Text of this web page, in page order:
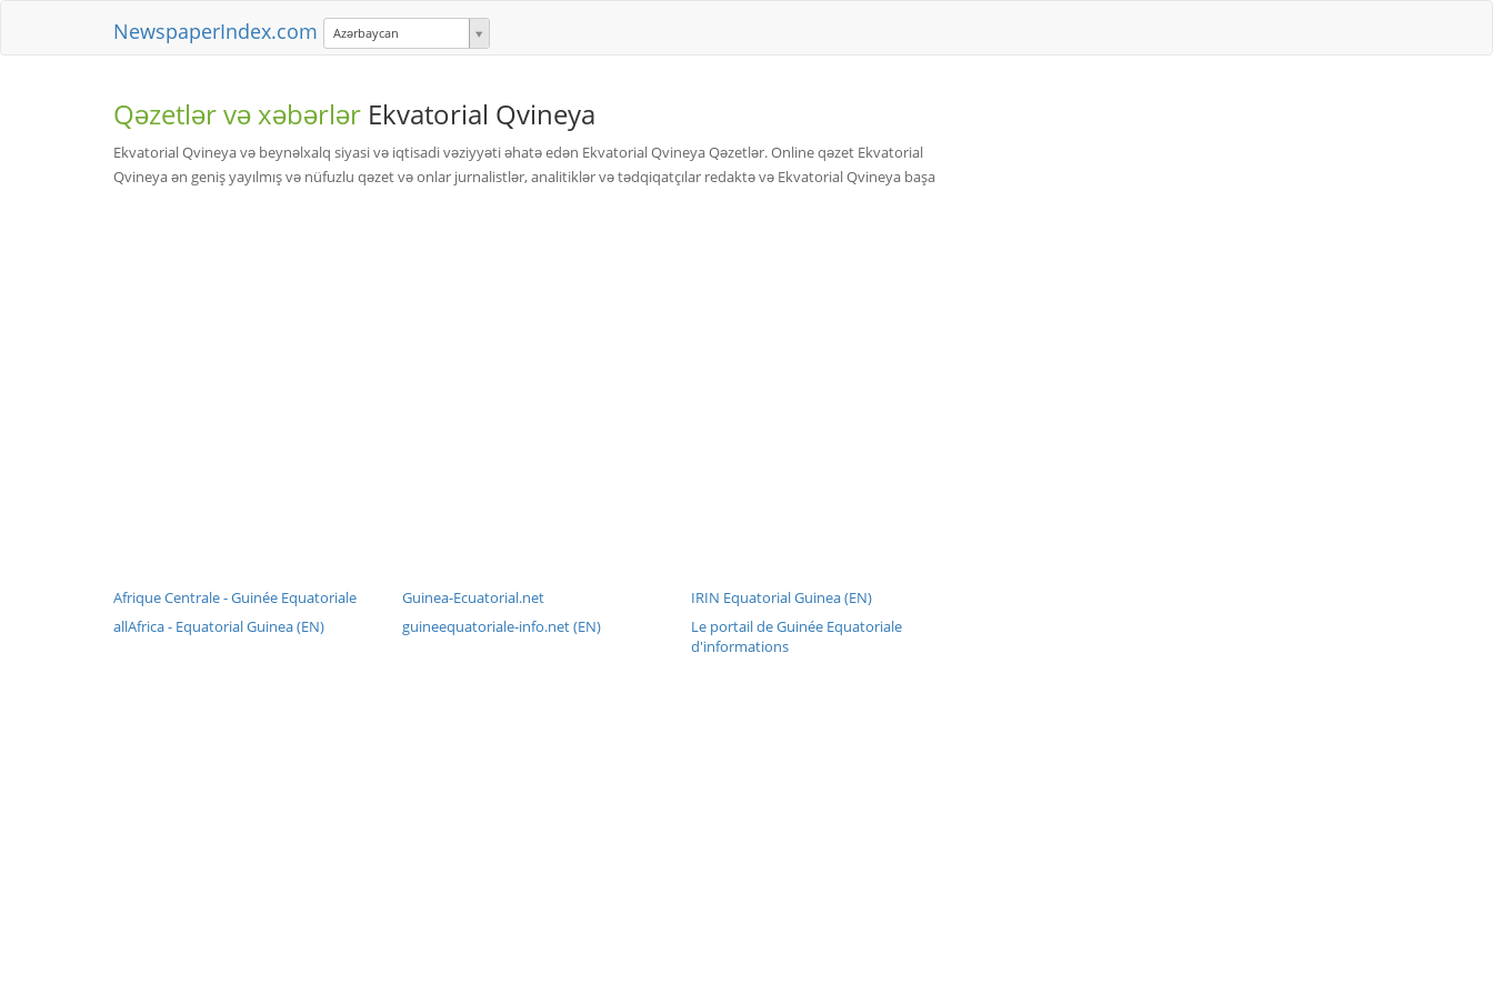
NewspaperIndex.com Azərbaycan
Qəzetlər və xəbərlər Ekvatorial Qvineya
Ekvatorial Qvineya və beynəlxalq siyasi və iqtisadi vəziyyəti əhatə edən Ekvatorial Qvineya Qəzetlər. Online qəzet Ekvatorial
Qvineya ən geniş yayılmış və nüfuzlu qəzet və onlar jurnalistlər, analitiklər və tədqiqatçılar redaktə və Ekvatorial Qvineya başa
Afrique Centrale - Guinée Equatoriale
allAfrica - Equatorial Guinea (EN)
Guinea-Ecuatorial.net
guineequatoriale-info.net (EN)
IRIN Equatorial Guinea (EN)
Le portail de Guinée Equatoriale
d'informations